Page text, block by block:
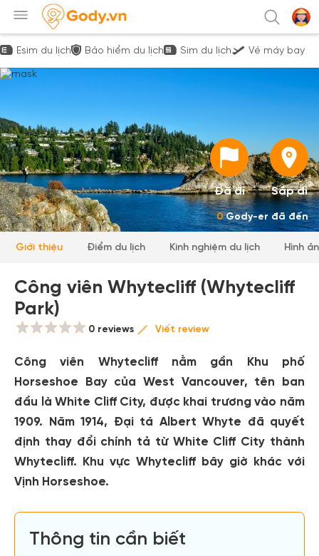
Esim du lịch Bảo hiểm du lịch Sim du lịch Vé máy bay
Đã đi Sắp đi
0Gody-er đã đến
Giới thiệu Điểm du lịch Kinh nghiệm du lịch Hình
Công viên Whytecliff (Whytecliff
Park)
0 reviews Viết review
Công viên Whytecliff nằm gần Khu phố
Horseshoe Bay của West Vancouver, tên ban
đầu là White Cliff City, được khai trương vào năm
1909. Năm 1914, Đại tá Albert Whyte đã quyết
định thay đổi chính tả từ White Cliff City thành
Whytecliff. Khu vực Whytecliff bây giờ khác với
Vịnh Horseshoe.
Thông tin cần biết